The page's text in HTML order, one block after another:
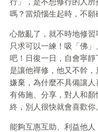
行」，是不想修行的人
嗎？當煩惱生起時，不願
心散亂了，就不時地修習
只求可以一練！吸「佛
吧！日復一日，自會寧
是讓他禪修，他又不幹
嫌棄，為什麼不具備讓
有佈施、分享，對人和
終，別人很快就會喜歡你
能夠互惠互助、利益他人